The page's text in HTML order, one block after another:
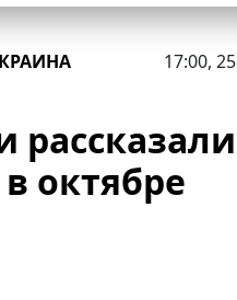
17:00,
октябре